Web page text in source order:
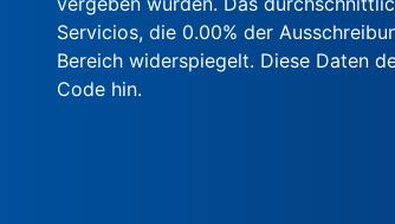
Servicios, die 0.00% der
Bereich widerspiegelt. Diese Daten
Code hin.